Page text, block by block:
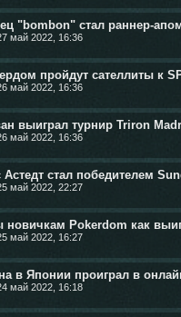
"bombon" стал раннер-
май 2022, 16:36
пройдут сателлиты к
май 2022, 16:36
выиграл турнир Triron
май 2022, 16:36
Астедт стал победителем
май 2022, 22:27
новичкам Pokerdom как
май 2022, 16:27
в Японии проиграл в
май 2022, 16:18